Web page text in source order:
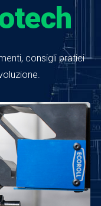
consigli pratici